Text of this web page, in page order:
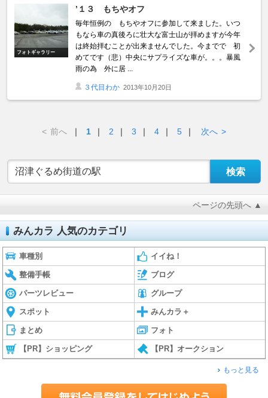
フォトギャラリー
’１３ もちやオフ
毎年恒例の もちやオフに参加して来ました。いつ
もなら車の真後ろに壮大な富士山が拝めますが今年
は終始拝むことが出来ませんでした。今までで 初
めてです（悲）中央にサプライズな車が。。。暴風
雨の為 外に居 ...
３代目わか 2013年10月20日
< 前へ ｜ 1 ｜ 2 ｜ 3 ｜ 4 ｜ 5 ｜ 次へ >
ページの先頭へ ▲
みんカラ 人気のカテゴリ
車種別 イイね！
整備手帳 ブログ
パーツレビュー グループ
スポット みんカラ＋
まとめ フォト
【PR】ショッピング 【PR】オークション
もっと見る